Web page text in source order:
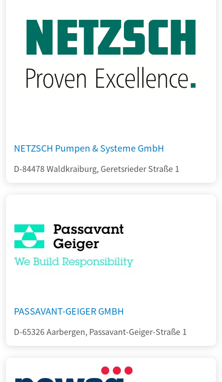
NETZSCH Pumpen & Systeme GmbH
D-84478 Waldkraiburg, Geretsrieder Straße 1
PASSAVANT-GEIGER GMBH
D-65326 Aarbergen, Passavant-Geiger-Straße 1